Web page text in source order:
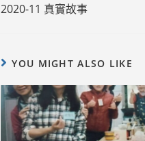
articles
2020-11 真實故事
YOU MIGHT ALSO LIKE